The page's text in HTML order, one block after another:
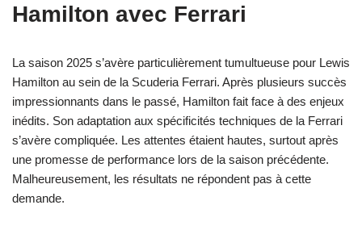
Hamilton avec Ferrari
La saison 2025 s’avère particulièrement tumultueuse pour Lewis
Hamilton au sein de la Scuderia Ferrari. Après plusieurs succès
impressionnants dans le passé, Hamilton fait face à des enjeux
inédits. Son adaptation aux spécificités techniques de la Ferrari
s’avère compliquée. Les attentes étaient hautes, surtout après
une promesse de performance lors de la saison précédente.
Malheureusement, les résultats ne répondent pas à cette
demande.